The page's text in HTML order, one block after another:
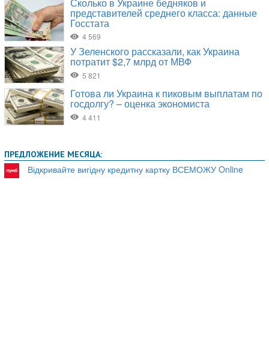
ПРЕДЛОЖЕНИЕ МЕСЯЦА:
Відкривайте вигідну кредитну картку ВСЕМОЖУ Online